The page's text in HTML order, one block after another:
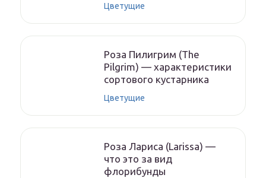
Цветущие
Роза Пилигрим (The
Pilgrim) — характеристики
сортового кустарника
Цветущие
Роза Лариса (Larissa) —
что это за вид
флорибунды